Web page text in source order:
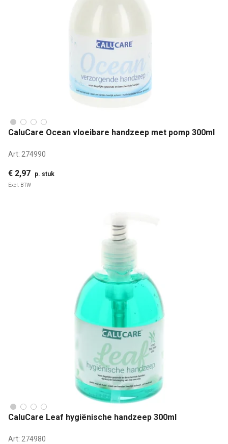
CaluCare Ocean vloeibare handzeep met pomp 300ml
Art: 274990
€ 2,97 p. stuk
Excl. BTW
CaluCare Leaf hygiënische handzeep 300ml
Art: 274980